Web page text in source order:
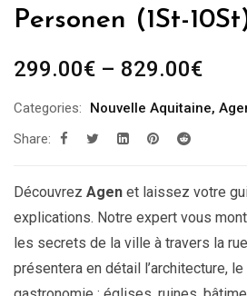
Personen (1St-
299.00€ – 829.00€
bis
Categories: Nouvelle Aquitaine,
Share:
Découvrez Agen et laissez votre
explications. Notre expert vous
les secrets de la ville à travers la
présentera en détail l’architecture,